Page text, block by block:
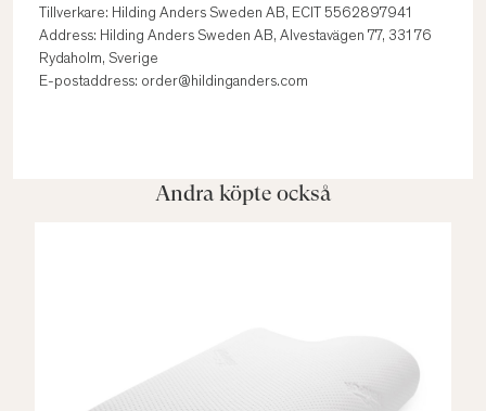
Tillverkare: Hilding Anders Sweden AB, ECIT 5562897941
Address: Hilding Anders Sweden AB, Alvestavägen 77, 331 76
Rydaholm, Sverige
E-postaddress: order@hildinganders.com
Andra köpte också